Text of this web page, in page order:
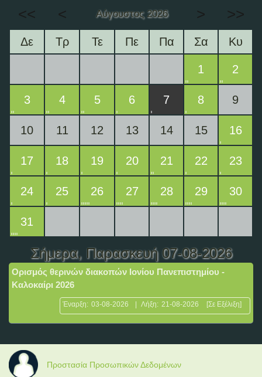
<< < Αύγουστος 2026 > >>
Δε Τρ Τε Πε Πα Σα Κυ
1 2
3 4 5 6 7 8 9
10 11 12 13 14 15 16
17 18 19 20 21 22 23
24 25 26 27 28 29 30
31
Σήμερα, Παρασκευή 07-08-2026
Ορισμός θερινών διακοπών Ιονίου Πανεπιστημίου -
Καλοκαίρι 2026
Έναρξη: 03-08-2026 Λήξη: 21-08-2026 [Σε Εξέλιξη]
Προστασία Προσωπικών Δεδομένων